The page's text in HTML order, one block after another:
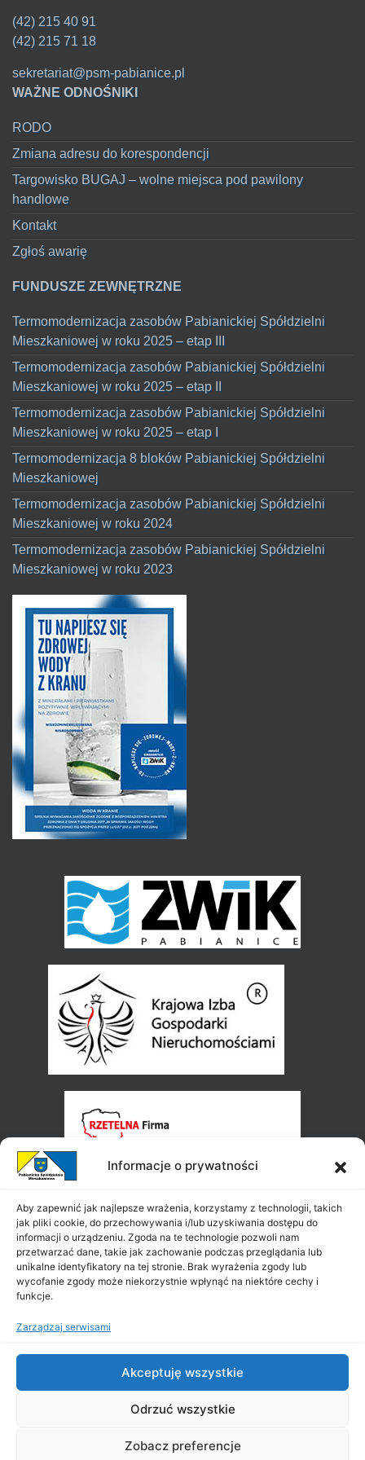
Informacje o prywatności
Aby zapewnić jak najlepsze wrażenia, korzystamy z technologii, takich
jak pliki cookie, do przechowywania i/lub uzyskiwania dostępu do
informacji o urządzeniu. Zgoda na te technologie pozwoli nam
przetwarzać dane, takie jak zachowanie podczas przeglądania lub
unikalne identyfikatory na tej stronie. Brak wyrażenia zgody lub
wycofanie zgody może niekorzystnie wpłynąć na niektóre cechy i
funkcje.
Zarządzaj serwisami
Akceptuję wszystkie
Odrzuć wszystkie
Zobacz preferencje
(42) 215 40 91
(42) 215 71 18
sekretariat@psm-pabianice.pl
WAŻNE ODNOŚNIKI
RODO
Zmiana adresu do korespondencji
Targowisko BUGAJ – wolne miejsca pod pawilony
handlowe
Kontakt
Zgłoś awarię
FUNDUSZE ZEWNĘTRZNE
Termomodernizacja zasobów Pabianickiej Spółdzielni
Mieszkaniowej w roku 2025 – etap III
Termomodernizacja zasobów Pabianickiej Spółdzielni
Mieszkaniowej w roku 2025 – etap II
Termomodernizacja zasobów Pabianickiej Spółdzielni
Mieszkaniowej w roku 2025 – etap I
Termomodernizacja 8 bloków Pabianickiej Spółdzielni
Mieszkaniowej
Termomodernizacja zasobów Pabianickiej Spółdzielni
Mieszkaniowej w roku 2024
Termomodernizacja zasobów Pabianickiej Spółdzielni
Mieszkaniowej w roku 2023
2026 | All Rights Reserved